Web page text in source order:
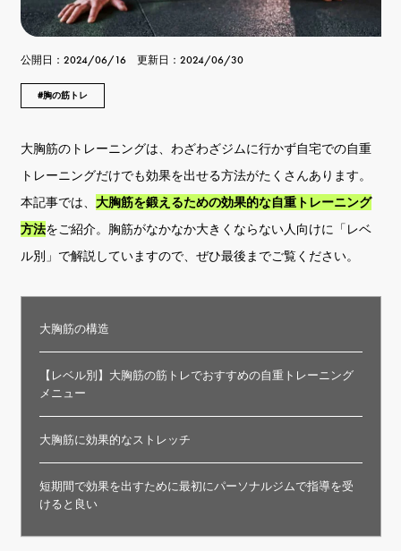
公開日：2024/06/16 更新日：2024/06/30
胸の筋トレ
大胸筋のトレーニングは、わざわざジムに行かず自宅での自重
トレーニングだけでも効果を出せる方法がたくさんあります。
本記事では、 大胸筋を鍛えるための効果的な自重トレーニング
方法をご紹介。胸筋がなかなか大きくならない人向けに「レベ
ル別」で解説していますので、ぜひ最後までご覧ください。
大胸筋の構造
【レベル別】大胸筋の筋トレでおすすめの自重トレーニング
メニュー
大胸筋に効果的なストレッチ
短期間で効果を出すために最初にパーソナルジムで指導を受
けると良い